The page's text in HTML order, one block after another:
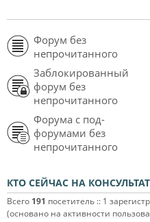
Форум без
непрочитанного
Заблокированный
форум без
непрочитанного
Форума с под-
форумами без
непрочитанного
КТО СЕЙЧАС НА
Всего 191 посетитель :: 1
(основано на активности